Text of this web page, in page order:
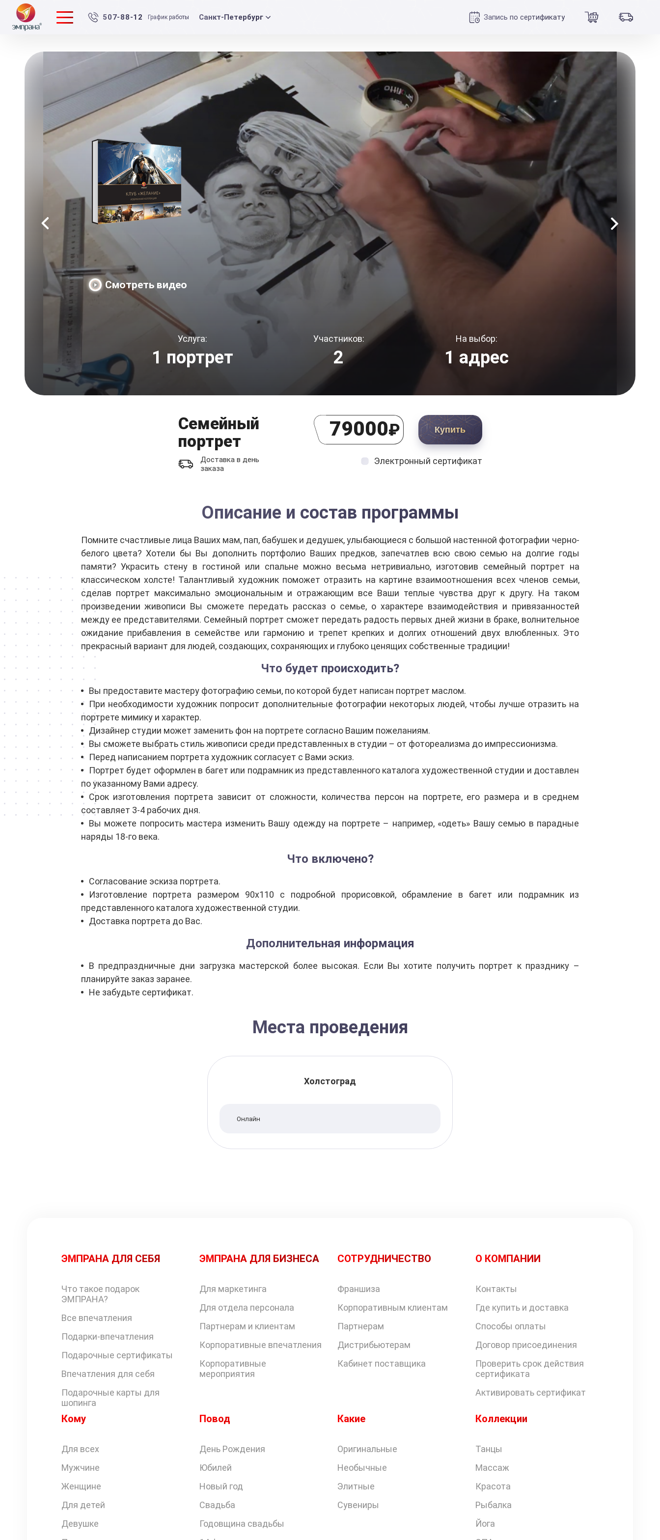
507-88-12 График работы Санкт-Петербург Запись по сертификату
Смотреть видео
Услуга:
1 портрет
Участников:
2
На выбор:
1 адрес
Семейный
портрет
Доставка в день
заказа
79000₽ Купить
Электронный сертификат
Описание и состав программы
Помните счастливые лица Ваших мам, пап, бабушек и дедушек, улыбающиеся с большой настенной фотографии черно-
белого цвета? Хотели бы Вы дополнить портфолио Ваших предков, запечатлев всю свою семью на долгие годы
памяти? Украсить стену в гостиной или спальне можно весьма нетривиально, изготовив семейный портрет на
классическом холсте! Талантливый художник поможет отразить на картине взаимоотношения всех членов семьи,
сделав портрет максимально эмоциональным и отражающим все Ваши теплые чувства друг к другу. На таком
произведении живописи Вы сможете передать рассказ о семье, о характере взаимодействия и привязанностей
между ее представителями. Семейный портрет сможет передать радость первых дней жизни в браке, волнительное
ожидание прибавления в семействе или гармонию и трепет крепких и долгих отношений двух влюбленных. Это
прекрасный вариант для людей, создающих, сохраняющих и глубоко ценящих собственные традиции!
Что будет происходить?
Вы предоставите мастеру фотографию семьи, по которой будет написан портрет маслом.
При необходимости художник попросит дополнительные фотографии некоторых людей, чтобы лучше отразить на
портрете мимику и характер.
Дизайнер студии может заменить фон на портрете согласно Вашим пожеланиям.
Вы сможете выбрать стиль живописи среди представленных в студии – от фотореализма до импрессионизма.
Перед написанием портрета художник согласует с Вами эскиз.
Портрет будет оформлен в багет или подрамник из представленного каталога художественной студии и доставлен
по указанному Вами адресу.
Срок изготовления портрета зависит от сложности, количества персон на портрете, его размера и в среднем
составляет 3-4 рабочих дня.
Вы можете попросить мастера изменить Вашу одежду на портрете – например, «одеть» Вашу семью в парадные
наряды 18-го века.
Что включено?
Согласование эскиза портрета.
Изготовление портрета размером 90х110 с подробной прорисовкой, обрамление в багет или подрамник из
представленного каталога художественной студии.
Доставка портрета до Вас.
Дополнительная информация
В предпраздничные дни загрузка мастерской более высокая. Если Вы хотите получить портрет к празднику –
планируйте заказ заранее.
Не забудьте сертификат.
Места проведения
Холстоград
Онлайн
ЭМПРАНА ДЛЯ СЕБЯ
Что такое подарок
ЭМПРАНА?
Все впечатления
Подарки-впечатления
Подарочные сертификаты
Впечатления для себя
Подарочные карты для
шопинга
ЭМПРАНА ДЛЯ БИЗНЕСА
Для маркетинга
Для отдела персонала
Партнерам и клиентам
Корпоративные впечатления
Корпоративные
мероприятия
СОТРУДНИЧЕСТВО
Франшиза
Корпоративным клиентам
Партнерам
Дистрибьютерам
Кабинет поставщика
О КОМПАНИИ
Контакты
Где купить и доставка
Способы оплаты
Договор присоединения
Проверить срок действия
сертификата
Активировать сертификат
Кому
Для всех
Мужчине
Женщине
Для детей
Девушке
Повод
День Рождения
Юбилей
Новый год
Свадьба
Годовщина свадьбы
Какие
Оригинальные
Необычные
Элитные
Сувениры
Коллекции
Танцы
Массаж
Красота
Рыбалка
Йога